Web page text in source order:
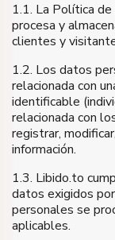
1.1. La Política
procesa y
clientes y
1.2. Los datos
relacionada con
identificable
relacionada con
registrar,
información.
1.3. Libido.to
datos exigidos
personales se
aplicables.